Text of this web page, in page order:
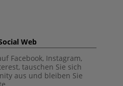
Web
Facebook, Instagram,
tauschen Sie sich
aus und bleiben Sie